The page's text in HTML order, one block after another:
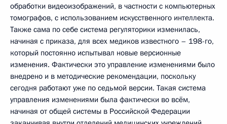
обработки видеоизображений, в частности с компьютерных
томографов, с использованием искусственного интеллекта.
Также сама по себе система регуляторики изменилась,
начиная с приказа, для всех медиков известного – 198-го,
который постоянно испытывал новые версионные
изменения. Фактически это управление изменениями было
внедрено и в методические рекомендации, поскольку
сегодня работают уже по седьмой версии. Такая система
управления изменениями была фактически во всём,
начиная от общей системы в Российской Федерации